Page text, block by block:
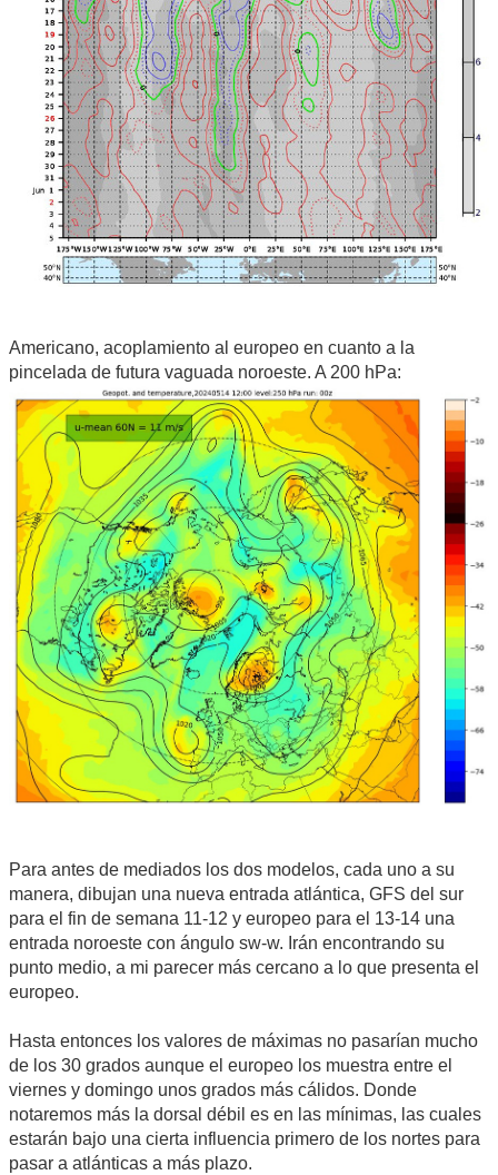
Americano, acoplamiento al europeo en cuanto a la
pincelada de futura vaguada noroeste. A 200 hPa:
Para antes de mediados los dos modelos, cada uno a su
manera, dibujan una nueva entrada atlántica, GFS del sur
para el fin de semana 11-12 y europeo para el 13-14 una
entrada noroeste con ángulo sw-w. Irán encontrando su
punto medio, a mi parecer más cercano a lo que presenta el
europeo.
Hasta entonces los valores de máximas no pasarían mucho
de los 30 grados aunque el europeo los muestra entre el
viernes y domingo unos grados más cálidos. Donde
notaremos más la dorsal débil es en las mínimas, las cuales
estarán bajo una cierta influencia primero de los nortes para
pasar a atlánticas a más plazo.